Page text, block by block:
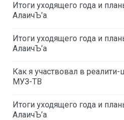
Итоги уходящего года и
АлаичЪ’а
Итоги уходящего года и
АлаичЪ’а
Как я участвовал в
МУЗ-ТВ
Итоги уходящего года и
АлаичЪ’а